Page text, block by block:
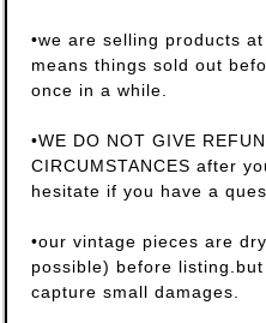
•we are selling products
means things sold out
once in a while.
•WE DO NOT GIVE
CIRCUMSTANCES after
hesitate if you have a
•our vintage pieces are
possible) before
capture small damages.